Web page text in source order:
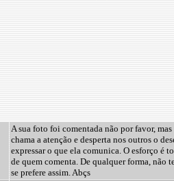
A sua foto foi comentada não por favor,
chama a atenção e desperta nos outros o
expressar o que ela comunica. O esforço é
de quem comenta. De qualquer forma, não
se prefere assim. Abçs